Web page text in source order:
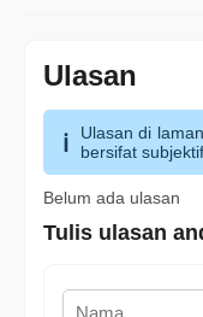
Ulasan
Ulasan di
bersifat subjektif.
Belum ada ulasan
Tulis ulasan